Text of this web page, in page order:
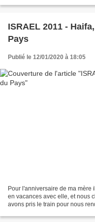
ISRAEL 2011 -
Pays
Publié le 12/01/2020 à 18:05
Pour l'anniversaire de ma
en vacances avec elle, et nous
avons pris le train pour nous